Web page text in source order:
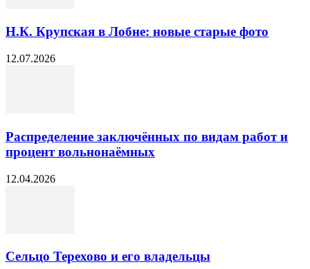
Н.К. Крупская в Лобне: новые старые фото
12.07.2026
Распределение заключённых по видам работ и
процент вольнонаёмных
12.04.2026
Сельцо Терехово и его владельцы